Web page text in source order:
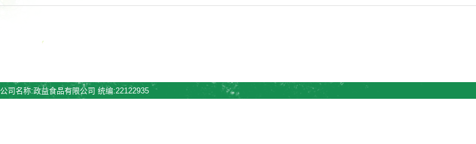
公司名称:政益食品有限公司 统编:22122935